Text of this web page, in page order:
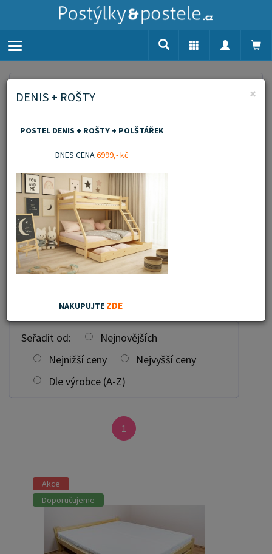
Toggle
Zvýšené postele
120x200 cm
Zobrazit popis
Novinka
Akční zboží
Doporučujeme
Seřadit od:
Nejnovějších
Nejnižší ceny
Nejvyšší ceny
Dle výrobce (A-Z)
1
Akce
Doporučujeme
×
DENIS + ROŠTY
POSTEL DENIS + ROŠTY + POLŠTÁŘEK
DNES CENA6999,- kč
NAKUPUJTE ZDE